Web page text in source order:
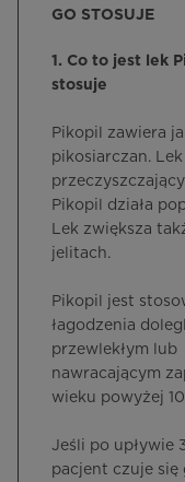
GO STOSUJE
1. Co to jest lek
stosuje
Pikopil zawiera
pikosiarczan.
Pikopil działa
Lek zwiększa
jelitach.
Pikopil jest
łagodzenia
przewlekłym lub
nawracającym
wieku powyżej
Jeśli po upływie
pacjent czuje się